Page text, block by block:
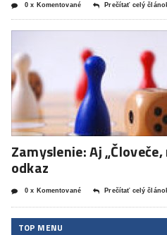
0 x Komentované Prečítať celý
Zamyslenie: Aj
odkaz
0 x Komentované Prečítať celý
TOP MENU